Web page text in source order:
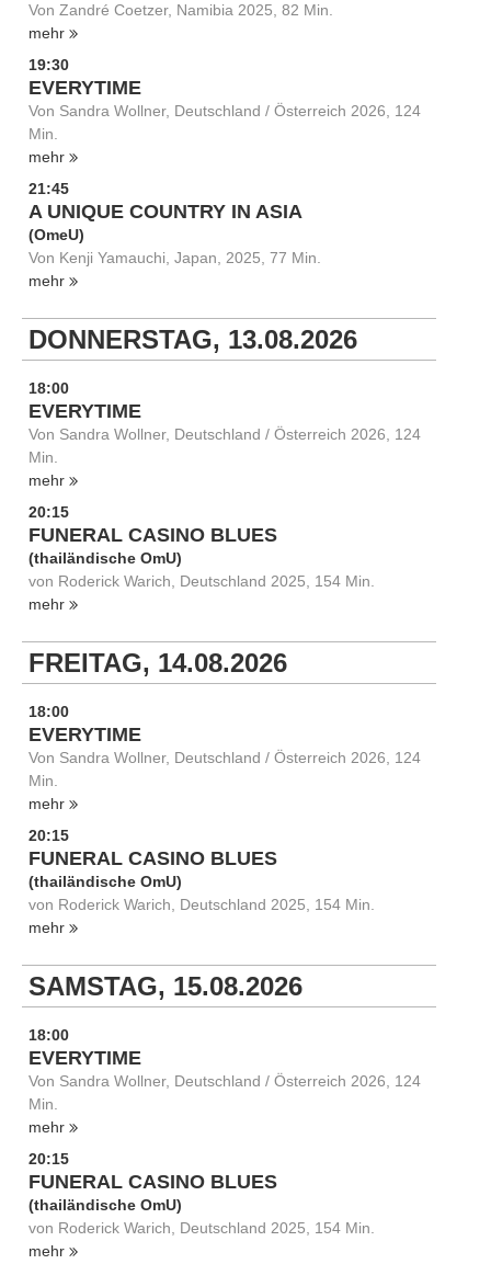
Von Zandré Coetzer, Namibia 2025, 82 Min.
mehr
19:30
EVERYTIME
Von Sandra Wollner, Deutschland / Österreich 2026, 124
Min.
mehr
21:45
A UNIQUE COUNTRY IN ASIA
(OmeU)
Von Kenji Yamauchi, Japan, 2025, 77 Min.
mehr
DONNERSTAG, 13.08.2026
18:00
EVERYTIME
Von Sandra Wollner, Deutschland / Österreich 2026, 124
Min.
mehr
20:15
FUNERAL CASINO BLUES
(thailändische OmU)
von Roderick Warich, Deutschland 2025, 154 Min.
mehr
FREITAG, 14.08.2026
18:00
EVERYTIME
Von Sandra Wollner, Deutschland / Österreich 2026, 124
Min.
mehr
20:15
FUNERAL CASINO BLUES
(thailändische OmU)
von Roderick Warich, Deutschland 2025, 154 Min.
mehr
SAMSTAG, 15.08.2026
18:00
EVERYTIME
Von Sandra Wollner, Deutschland / Österreich 2026, 124
Min.
mehr
20:15
FUNERAL CASINO BLUES
(thailändische OmU)
von Roderick Warich, Deutschland 2025, 154 Min.
mehr